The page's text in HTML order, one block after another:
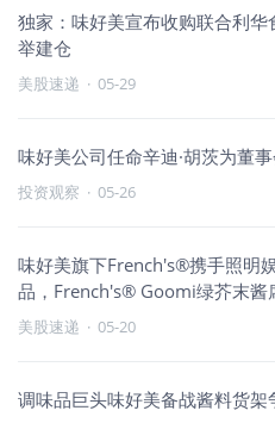
独家：味好美宣布收购联合利
举建仓
美股速递 · 05-29
味好美公司任命辛迪·胡茨为董
投资观察 · 05-26
味好美旗下French's®携手照明
品，French's® Goomi绿芥末酱
美股速递 · 05-20
调味品巨头味好美备战酱料货架